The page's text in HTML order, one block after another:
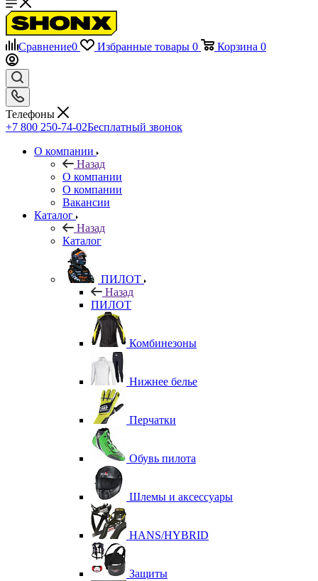
Сравнение0 Избранные товары 0 Корзина 0
Телефоны
+7 800 250-74-02Бесплатный звонок
О компании
Назад
О компании
О компании
Вакансии
Каталог
Назад
Каталог
ПИЛОТ
Назад
ПИЛОТ
Комбинезоны
Нижнее белье
Перчатки
Обувь пилота
Шлемы и аксессуары
HANS/HYBRID
Защиты